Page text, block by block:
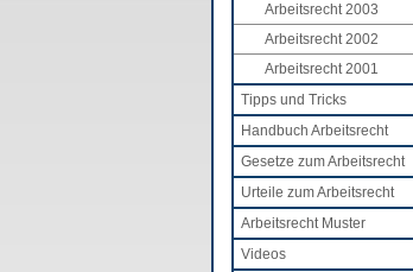
Arbeitsrecht 2003
Arbeitsrecht 2002
Arbeitsrecht 2001
Tipps und Tricks
Handbuch Arbeitsrecht
Gesetze zum Arbeitsrecht
Urteile zum Arbeitsrecht
Arbeitsrecht Muster
Videos